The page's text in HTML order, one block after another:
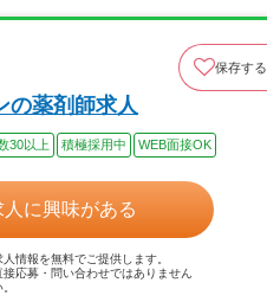
保存する
の薬剤師求人
30以上 積極採用中 WEB面接OK
人に興味がある
情報を無料でご提供します。
応募・問い合わせではありません